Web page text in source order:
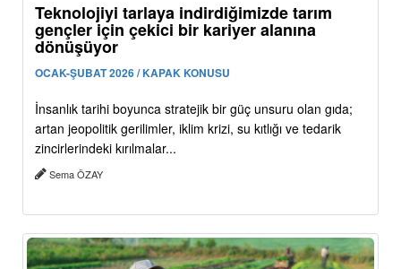
Teknolojiyi tarlaya indirdiğimizde tarım
gençler için çekici bir kariyer alanına
dönüşüyor
OCAK-ŞUBAT 2026 / KAPAK KONUSU
İnsanlık tarihi boyunca stratejik bir güç unsuru olan gıda;
artan jeopolitik gerilimler, iklim krizi, su kıtlığı ve tedarik
zincirlerindeki kırılmalar...
Sema ÖZAY